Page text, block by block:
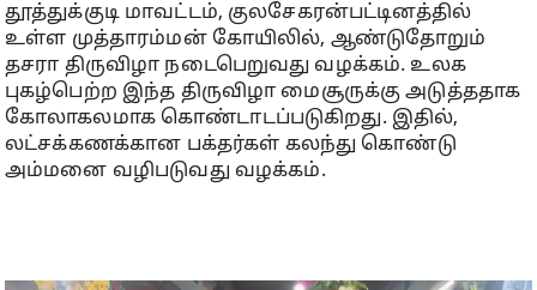
தூத்துக்குடி மாவட்டம், குலசேகரன்பட்டினத்தில்
உள்ள முத்தாரம்மன் கோயிலில், ஆண்டுதோறும்
தசரா திருவிழா நடைபெறுவது வழக்கம். உலக
புகழ்பெற்ற இந்த திருவிழா மைசூருக்கு அடுத்ததாக
கோலாகலமாக கொண்டாடப்படுகிறது. இதில்,
லட்சக்கணக்கான பக்தர்கள் கலந்து கொண்டு
அம்மனை வழிபடுவது வழக்கம்.